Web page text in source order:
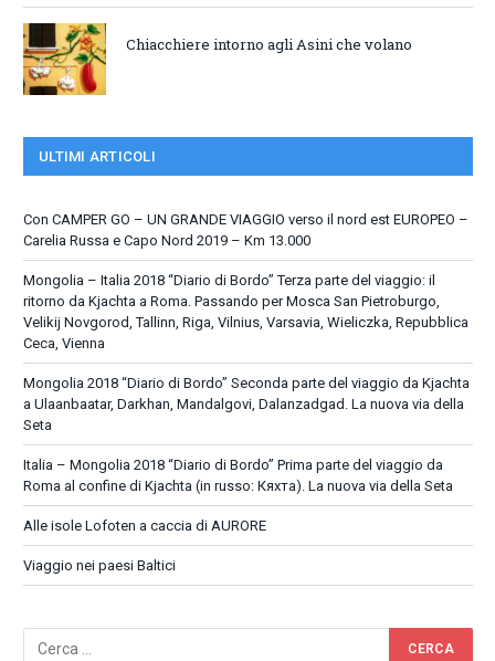
Chiacchiere intorno agli Asini che volano
ULTIMI ARTICOLI
Con CAMPER GO – UN GRANDE VIAGGIO verso il nord est EUROPEO –
Carelia Russa e Capo Nord 2019 – Km 13.000
Mongolia – Italia 2018 “Diario di Bordo” Terza parte del viaggio: il
ritorno da Kjachta a Roma. Passando per Mosca San Pietroburgo,
Velikij Novgorod, Tallinn, Riga, Vilnius, Varsavia, Wieliczka, Repubblica
Ceca, Vienna
Mongolia 2018 “Diario di Bordo” Seconda parte del viaggio da Kjachta
a Ulaanbaatar, Darkhan, Mandalgovi, Dalanzadgad. La nuova via della
Seta
Italia – Mongolia 2018 “Diario di Bordo” Prima parte del viaggio da
Roma al confine di Kjachta (in russo: Кяхта). La nuova via della Seta
Alle isole Lofoten a caccia di AURORE
Viaggio nei paesi Baltici